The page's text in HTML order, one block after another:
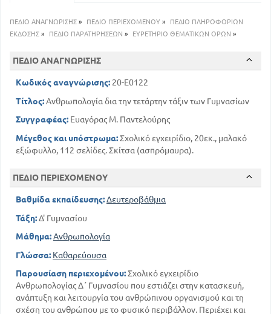
Σχέση του ανθρώπινου οργανισμού προς το
ΠΕΔΙΟ ΑΝΑΓΝΩΡΙΣΗΣ » ΠΕΔΙΟ ΠΕΡΙΕΧΟΜΕΝΟΥ »
ΠΕΔΙΟ ΠΛΗΡΟΦΟΡΙΩΝ
ΕΚΔΟΣΗΣ » ΠΕΔΙΟ ΠΑΡΑΤΗΡΗΣΕΩΝ » ΕΥΡΕΤΗΡΙΟ ΘΕΜΑΤΙΚΩΝ ΟΡΩΝ »
ΠΕΔΙΟ ΑΝΑΓΝΩΡΙΣΗΣ
Κωδικός αναγνώρισης: 20-E0122
Τίτλος:Ανθρωπολογία δια την τετάρτην τάξιν των Γυμνασίων
Συγγραφέας: Ευαγόρας Μ. Παντελούρης
Μέγεθος και υπόστρωμα:Σχολικό εγχειρίδιο, 20εκ., μαλακό
εξώφυλλο, 112 σελίδες. Σκίτσα (ασπρόμαυρα).
ΠΕΔΙΟ ΠΕΡΙΕΧΟΜΕΝΟΥ
Βαθμίδα εκπαίδευσης:Δευτεροβάθμια
Τάξη:Δ' Γυμνασίου
Μάθημα:Ανθρωπολογία
Γλώσσα: Καθαρεύουσα
Παρουσίαση περιεχομένου:Σχολικό εγχειρίδιο
Ανθρωπολογίας Δ΄ Γυμνασίου που εστιάζει στην κατασκευή,
ανάπτυξη και λειτουργία του ανθρώπινου οργανισμού και τη
σχέση του ανθρώπου με το φυσικό περιβάλλον. Περιέχει και